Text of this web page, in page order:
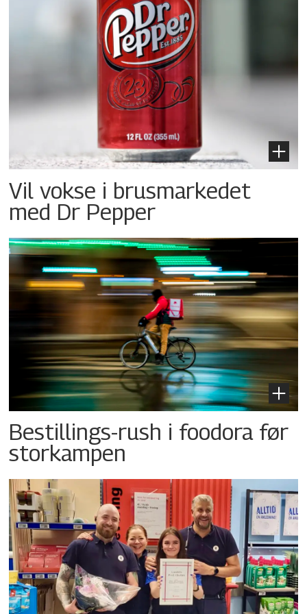
Vil vokse i brusmarkedet
med Dr Pepper
Bestillings-rush i foodora før
storkampen